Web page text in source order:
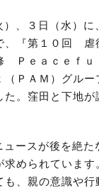
、３日（水）に
、『第１０回 虐
Ｐｅａｃｅｆ
（ＰＡＭ）グル
た。窪田と下地
ュースが後を絶た
求められていま
も、親の意識や行